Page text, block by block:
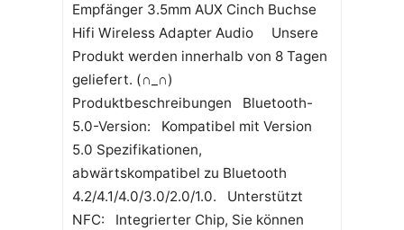
Empfänger 3.5mm AUX Cinch Buchse
Hifi Wireless Adapter Audio Unsere
Produkt werden innerhalb von 8 Tagen
geliefert. (∩_∩)
Produktbeschreibungen Bluetooth-
5.0-Version: Kompatibel mit Version
5.0 Spezifikationen,
abwärtskompatibel zu Bluetooth
4.2/4.1/4.0/3.0/2.0/1.0. Unterstützt
NFC: Integrierter Chip, Sie können